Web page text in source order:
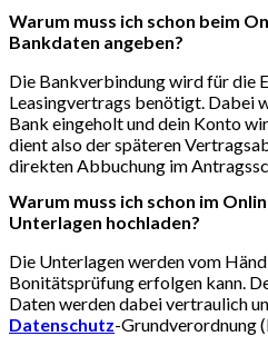
Warum muss ich schon beim
Bankdaten angeben?
Die Bankverbindung wird für die
Leasingvertrags benötigt. Dabei
Bank eingeholt und dein Konto
dient also der späteren
direkten Abbuchung im
Warum muss ich schon im
Unterlagen hochladen?
Die Unterlagen werden vom
Bonitätsprüfung erfolgen kann.
Daten werden dabei vertraulich
Datenschutz-Grundverordnung